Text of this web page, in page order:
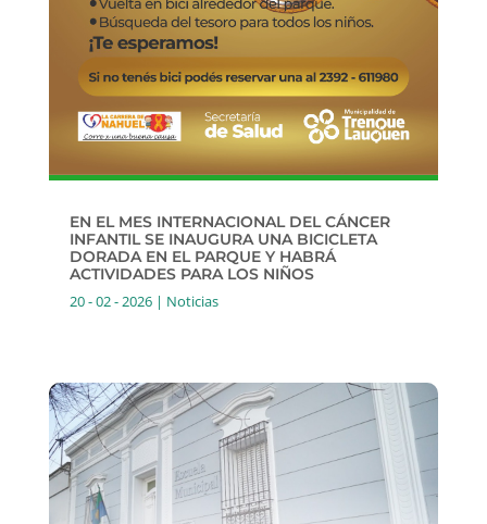
EN EL MES INTERNACIONAL DEL CÁNCER
INFANTIL SE INAUGURA UNA BICICLETA
DORADA EN EL PARQUE Y HABRÁ
ACTIVIDADES PARA LOS NIÑOS
20 - 02 - 2026| Noticias